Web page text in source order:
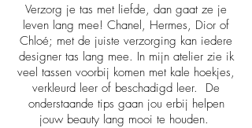
Verzorg je tas met liefde, dan gaat ze je
leven lang mee! Chanel, Hermes, Dior of
Chloé; met de juiste verzorging kan iedere
designer tas lang mee. In mijn atelier zie ik
veel tassen voorbij komen met kale hoekjes,
verkleurd leer of beschadigd leer. De
onderstaande tips gaan jou erbij helpen
jouw beauty lang mooi te houden.